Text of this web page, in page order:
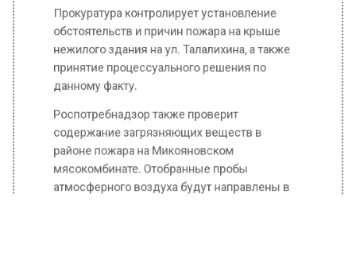
обстоятельств и причин пожара на крыше
нежилого здания на ул. Талалихина, а также
принятие процессуального решения по
данному факту.
Роспотребнадзор также проверит
содержание загрязняющих веществ в
районе пожара на Микояновском
мясокомбинате. Отобранные пробы